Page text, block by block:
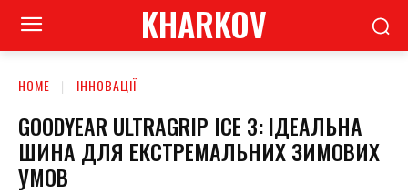
KHARKOV
HOME ІННОВАЦІЇ
GOODYEAR ULTRAGRIP ICE 3: ІДЕАЛЬНА
ШИНА ДЛЯ ЕКСТРЕМАЛЬНИХ ЗИМОВИХ
УМОВ